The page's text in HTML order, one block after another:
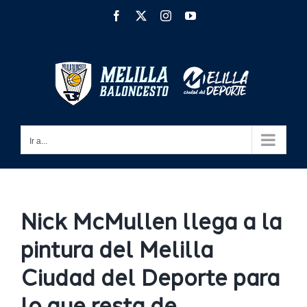
Facebook InstagramYouTube
Ir a...
Nick McMullen llega a la
pintura del Melilla
Ciudad del Deporte para